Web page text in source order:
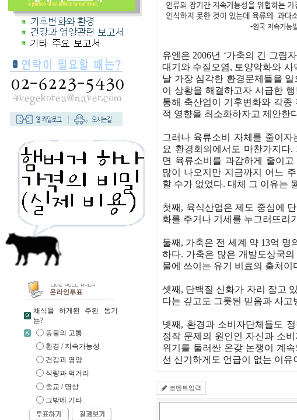
채식을 하게된 주된 동기
는?
동물의 고통
환경 / 지속가능성
건강과 영양
식량과 먹거리
종교 / 명상
그밖에 기타
유엔은 2006년 ‘가축의 긴 그림
대기와 수질오염, 토양악화와
날 가장 심각한 환경문제들을
이 상황을 해결하고자 시급한
통해 축산업이 기후변화와 각종
적 영향을 최소화하자고 제안한
그러나 육류소비 자체를 줄이
요 환경회의에서도 마찬가지다
면 육류소비를 과감하게 줄이
많이 나오지만 지금까지 어느
할 수가 없었다. 대체 그 이유는
첫째, 육식산업은 제도 중심에
화를 주거나 기세를 누그러뜨리
둘째, 가축은 전 세계 약 13억 명
하다. 가축은 많은 개발도상국
물에 쓰이는 유기 비료의 출처이
셋째, 단백질 신화가 자리 잡고
다는 깊고도 그릇된 믿음과 사고
넷째, 환경과 소비자단체들도
정작 문제의 원인인 자신과 소
위기를 둘러싼 온갖 논쟁이 계
선 신기하게도 언급이 없는 이유
코멘트입력